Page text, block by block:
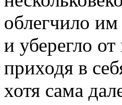
облегчило
и уберегло
приходя в
хотя сама